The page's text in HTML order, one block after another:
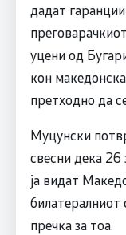
дадат
уцени од
кон
претходно да
Муцунски
свесни дека 26
ја видат
билатералниот
пречка за тоа.